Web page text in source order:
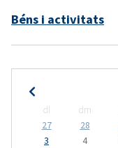
Béns i activitats
dl dm
27
28
3
4